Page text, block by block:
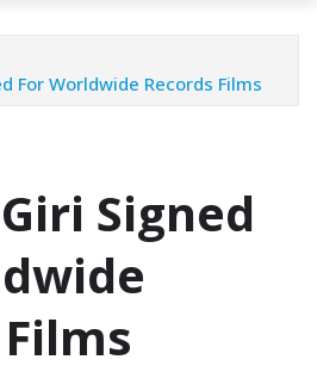
For Worldwide Records Films
Signed